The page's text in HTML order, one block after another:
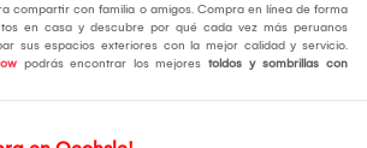
compartir con familia o amigos. Compra en línea de forma
en casa y descubre por qué cada vez más peruanos
sus espacios exteriores con la mejor calidad y servicio.
podrás encontrar los mejores toldos y sombrillas con